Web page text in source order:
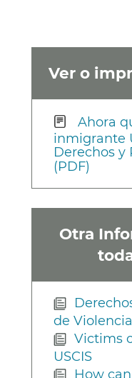
Ver o
Ahora
inmigrante
Derechos y
(PDF)
Otra
de
Victims
USCIS
How